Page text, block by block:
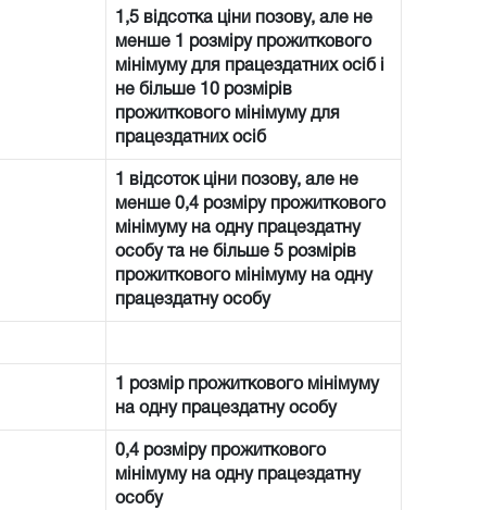
1,5 відсотка ціни позову, але не
менше 1 розміру прожиткового
мінімуму для працездатних осіб і
не більше 10 розмірів
прожиткового мінімуму для
працездатних осіб
1 відсоток ціни позову, але не
менше 0,4 розміру прожиткового
мінімуму на одну працездатну
особу та не більше 5 розмірів
прожиткового мінімуму на одну
працездатну особу
1 розмір прожиткового мінімуму
на одну працездатну особу
0,4 розміру прожиткового
мінімуму на одну працездатну
особу